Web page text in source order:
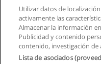
Utilizar datos de
activamente las
Almacenar la información
Publicidad y contenido
contenido, investigación de
Lista de asociados